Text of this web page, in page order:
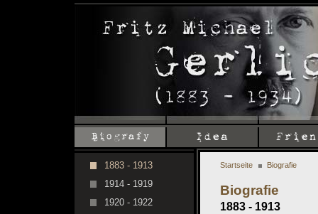
1883 - 1913
1914 - 1919
1920 - 1922
Startseite Biografie
Biografie
1883 - 1913